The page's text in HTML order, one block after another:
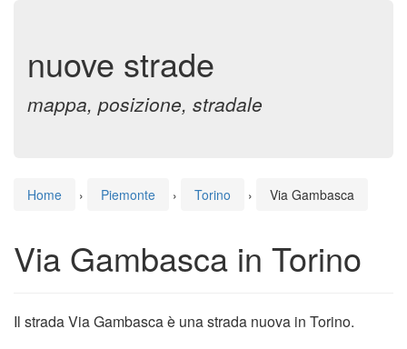
nuove strade
mappa, posizione, stradale
Home › Piemonte › Torino › Via Gambasca
Via Gambasca in Torino
Il strada Via Gambasca è una strada nuova in Torino.